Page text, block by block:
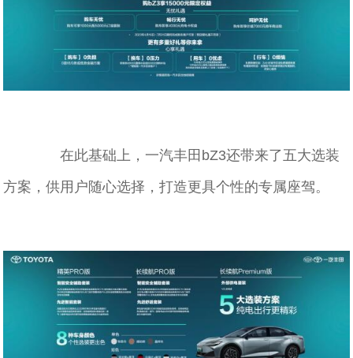
在此基础上，一汽丰田bZ3还带来了五大选装
方案，供用户随心选择，打造更具个性的专属座驾。